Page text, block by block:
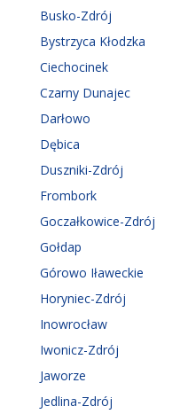
Busko-Zdrój
Bystrzyca Kłodzka
Ciechocinek
Czarny Dunajec
Darłowo
Dębica
Duszniki-Zdrój
Frombork
Goczałkowice-Zdrój
Gołdap
Górowo Iławeckie
Horyniec-Zdrój
Inowrocław
Iwonicz-Zdrój
Jaworze
Jedlina-Zdrój